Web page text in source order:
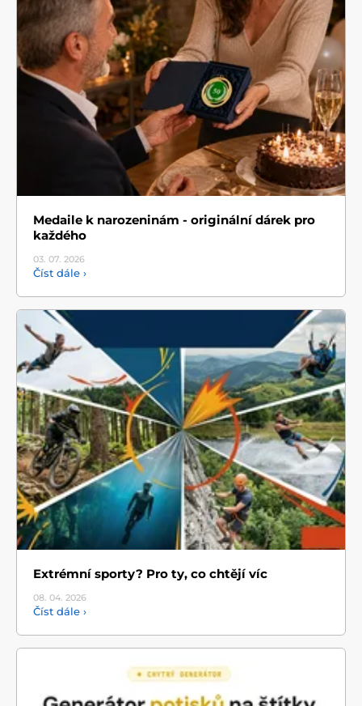
Medaile k narozeninám - originální dárek pro
každého
03. 07. 2026
Číst dále ›
Extrémní sporty? Pro ty, co chtějí víc
08. 04. 2026
Číst dále ›